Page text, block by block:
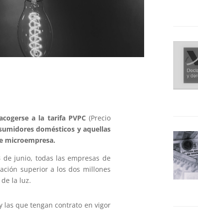
a la tarifa PVPC (Precio
domésticos y aquellas
microempresa.
de junio, todas las empresas de
superior a los dos millones
la luz.
las que tengan contrato en vigor